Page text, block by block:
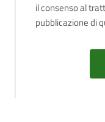
il consenso al
pubblicazione di